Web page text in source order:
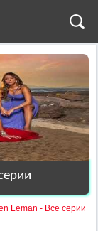
Leman - Все серии